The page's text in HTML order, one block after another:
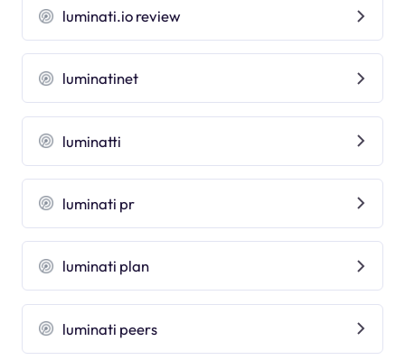
luminati.io review
luminatinet
luminatti
luminati pr
luminati plan
luminati peers